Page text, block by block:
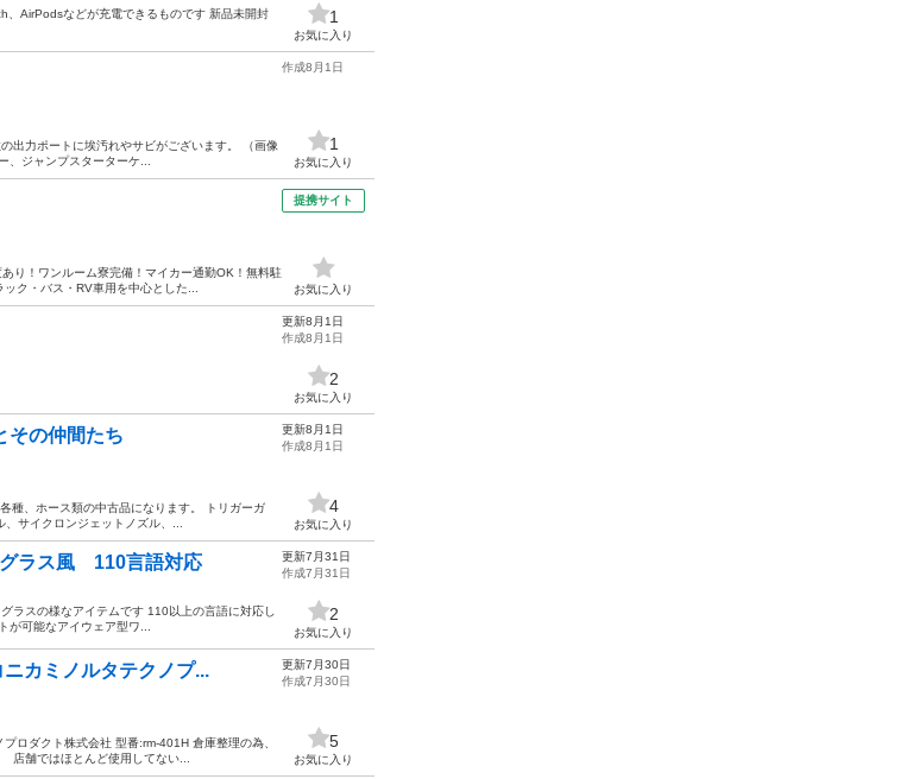
AirPodsなどが充電できるものです 新品未開封
1
お気に入り
力ポートに埃汚れやサビがございます。 （画像
ジャンプスターターケ...
作成8月1日
1
お気に入り
り！ワンルーム寮完備！マイカー通勤OK！無料駐
ク・バス・RV車用を中心とした...
提携サイト
お気に入り
更新8月1日
作成8月1日
2
お気に入り
その仲間たち
種、ホース類の中古品になります。 トリガーガ
サイクロンジェットノズル、...
更新8月1日
作成8月1日
4
お気に入り
グラス風 110言語対応
ラスの様なアイテムです 110以上の言語に対応し
可能なアイウェア型ワ...
更新7月31日
作成7月31日
2
お気に入り
カミノルタテクノプ...
ロダクト株式会社 型番:rm-401H 倉庫整理の為、
舗ではほとんど使用してない...
更新7月30日
作成7月30日
5
お気に入り